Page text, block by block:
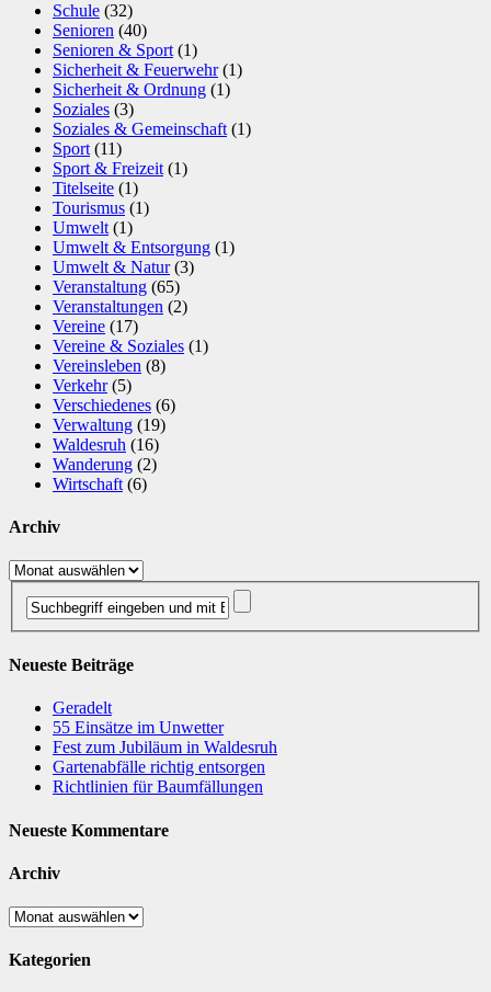
Schule (32)
Senioren (40)
Senioren & Sport (1)
Sicherheit & Feuerwehr(1)
Sicherheit & Ordnung (1)
Soziales (3)
Soziales & Gemeinschaft (1)
Sport (11)
Sport & Freizeit (1)
Titelseite (1)
Tourismus (1)
Umwelt (1)
Umwelt & Entsorgung (1)
Umwelt & Natur(3)
Veranstaltung (65)
Veranstaltungen (2)
Vereine (17)
Vereine & Soziales (1)
Vereinsleben (8)
Verkehr(5)
Verschiedenes (6)
Verwaltung (19)
Waldesruh (16)
Wanderung (2)
Wirtschaft (6)
Archiv
Archiv
Neueste Beiträge
Geradelt
​55 Einsätze im Unwetter
Fest zum Jubiläum in Waldesruh
Gartenabfälle richtig entsorgen
Richtlinien für Baumfällungen
Neueste Kommentare
Archiv
Archiv
Kategorien